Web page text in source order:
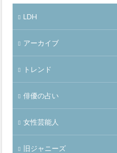
LDH
アーカイブ
トレンド
俳優の占い
女性芸能人
旧ジャニーズ